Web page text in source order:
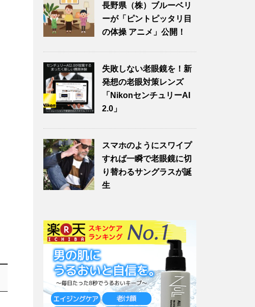
長野県（株）ブルーベリ
ーが「ピントピッタリ目
の体操 アニメ」公開！
失敗しない老眼鏡を！新
発想の老眼対策レンズ
「NikonセンチュリーAI
2.0」
スマホのようにスワイプ
すれば一瞬で老眼鏡に切
り替わるサングラスが誕
生